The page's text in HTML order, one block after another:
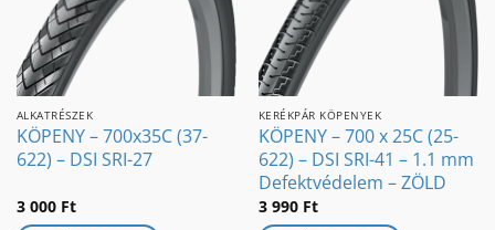
ALKATRÉSZEK
KÖPENY – 700x35C (37-
622) – DSI SRI-27
3 000 Ft
KERÉKPÁR KÖPENYEK
KÖPENY – 700 x 25C (25-
622) – DSI SRI-41 – 1.1 mm
Defektvédelem – ZÖLD
3 990 Ft